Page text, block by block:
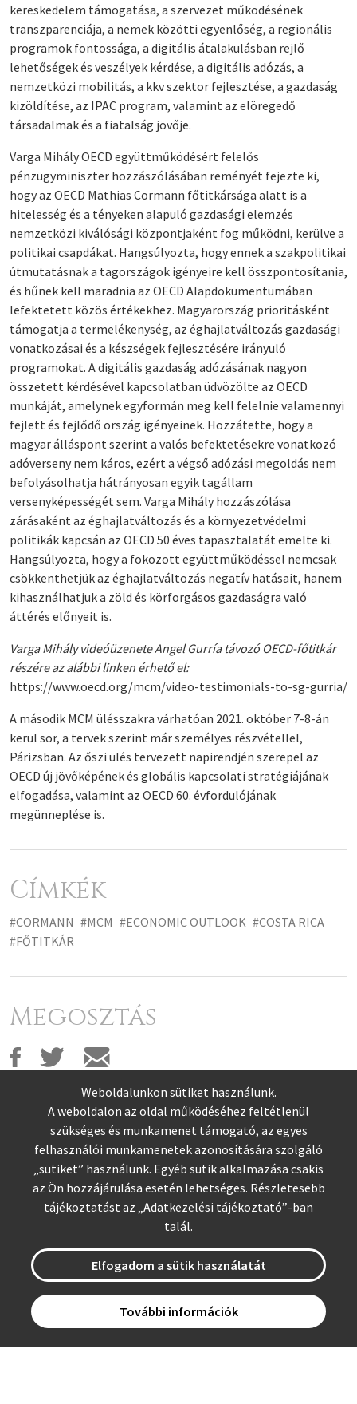
kereskedelem támogatása, a szervezet működésének
transzparenciája, a nemek közötti egyenlőség, a regionális
programok fontossága, a digitális átalakulásban rejlő
lehetőségek és veszélyek kérdése, a digitális adózás, a
nemzetközi mobilitás, a kkv szektor fejlesztése, a gazdaság
kizöldítése, az IPAC program, valamint az elöregedő
társadalmak és a fiatalság jövője.
Varga Mihály OECD együttműködésért felelős
pénzügyminiszter hozzászólásában reményét fejezte ki,
hogy az OECD Mathias Cormann főtitkársága alatt is a
hitelesség és a tényeken alapuló gazdasági elemzés
nemzetközi kiválósági központjaként fog működni, kerülve a
politikai csapdákat. Hangsúlyozta, hogy ennek a szakpolitikai
útmutatásnak a tagországok igényeire kell összpontosítania,
és hűnek kell maradnia az OECD Alapdokumentumában
lefektetett közös értékekhez. Magyarország prioritásként
támogatja a termelékenység, az éghajlatváltozás gazdasági
vonatkozásai és a készségek fejlesztésére irányuló
programokat. A digitális gazdaság adózásának nagyon
összetett kérdésével kapcsolatban üdvözölte az OECD
munkáját, amelynek egyformán meg kell felelnie valamennyi
fejlett és fejlődő ország igényeinek. Hozzátette, hogy a
magyar álláspont szerint a valós befektetésekre vonatkozó
adóverseny nem káros, ezért a végső adózási megoldás nem
befolyásolhatja hátrányosan egyik tagállam
versenyképességét sem. Varga Mihály hozzászólása
zárásaként az éghajlatváltozás és a környezetvédelmi
politikák kapcsán az OECD 50 éves tapasztalatát emelte ki.
Hangsúlyozta, hogy a fokozott együttműködéssel nemcsak
csökkenthetjük az éghajlatváltozás negatív hatásait, hanem
kihasználhatjuk a zöld és körforgásos gazdaságra való
áttérés előnyeit is.
Varga Mihály videóüzenete Angel Gurría távozó OECD-főtitkár
részére az alábbi linken érhető el:
https://www.oecd.org/mcm/video-testimonials-to-sg-gurria/
A második MCM ülésszakra várhatóan 2021. október 7-8-án
kerül sor, a tervek szerint már személyes részvétellel,
Párizsban. Az őszi ülés tervezett napirendjén szerepel az
OECD új jövőképének és globális kapcsolati stratégiájának
elfogadása, valamint az OECD 60. évfordulójának
megünneplése is.
Címkék
#CORMANN #MCM #ECONOMIC OUTLOOK #COSTA RICA
#FŐTITKÁR
Megosztás
Tovább az NKP oldalára >
Adatvédelmi nyilatkozat
Felhasználási feltételek
Weboldalunkon sütiket használunk.
A weboldalon az oldal működéséhez feltétlenül
szükséges és munkamenet támogató, az egyes
felhasználói munkamenetek azonosítására szolgáló
„sütiket” használunk. Egyéb sütik alkalmazása csakis
az Ön hozzájárulása esetén lehetséges. Részletesebb
tájékoztatást az „Adatkezelési tájékoztató”-ban
talál.
Elfogadom a sütik használatát
További információk